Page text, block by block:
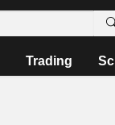
Trading